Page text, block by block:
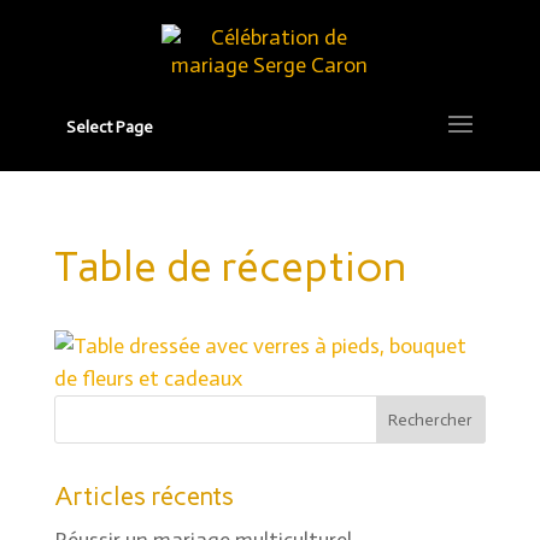
Select Page
Table de réception
Articles récents